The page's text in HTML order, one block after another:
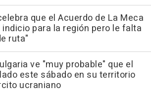
que el Acuerdo de La Meca
indicio para la región pero le falta
ruta"
ve "muy probable" que el
este sábado en su territorio
ucraniano